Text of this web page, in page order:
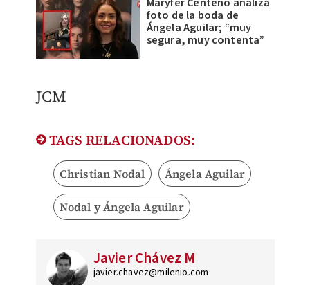
foto de la boda de
Ángela Aguilar; “muy
segura, muy contenta”
JCM
TAGS RELACIONADOS:
Christian Nodal Ángela Aguilar
Nodal y Ángela Aguilar
Javier Chávez M
javier.chavez@milenio.com